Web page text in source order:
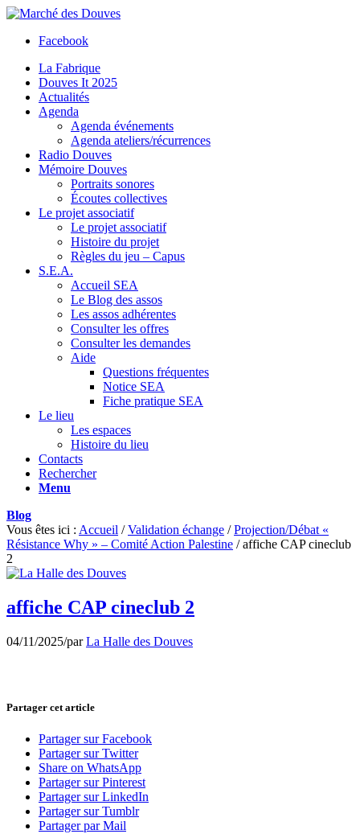
Facebook
La Fabrique
Douves It 2025
Actualités
Agenda
Agenda événements
Agenda ateliers/récurrences
Radio Douves
Mémoire Douves
Portraits sonores
Écoutes collectives
Le projet associatif
Le projet associatif
Histoire du projet
Règles du jeu – Capus
S.E.A.
Accueil SEA
Le Blog des assos
Les assos adhérentes
Consulter les offres
Consulter les demandes
Aide
Questions fréquentes
Notice SEA
Fiche pratique SEA
Le lieu
Les espaces
Histoire du lieu
Contacts
Rechercher
Menu
Blog
Vous êtes ici : Accueil / Validation échange / Projection/Débat «
Résistance Why » – Comité Action Palestine / affiche CAP cineclub
2
affiche CAP cineclub 2
04/11/2025/parLa Halle des Douves
Partager cet article
Partager sur Facebook
Partager sur Twitter
Share on WhatsApp
Partager sur Pinterest
Partager sur LinkedIn
Partager sur Tumblr
Partager par Mail